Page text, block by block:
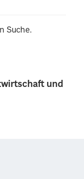
und
Suche.